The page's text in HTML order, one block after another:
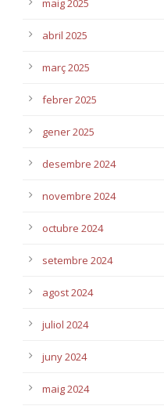
maig 2025
abril 2025
març 2025
febrer 2025
gener 2025
desembre 2024
novembre 2024
octubre 2024
setembre 2024
agost 2024
juliol 2024
juny 2024
maig 2024